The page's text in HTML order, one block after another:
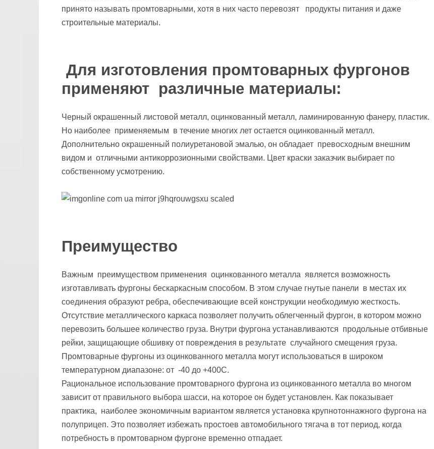
принято называть промтоварными, хотя в них часто перевозят продукты питания и даже
строительные материалы.
Для изготовления промтоварных фургонов
применяют различные материалы:
Черный окрашенный листовой металл, оцинкованный металл, ламинированную фанеру, пластик.
Но наиболее применяемым в течение многих лет остается оцинкованный металл.
Дополнительно окрашенный полиуретановой эмалью, он обладает превосходным внешним
видом и отличными антикоррозионными свойствами. Цвет краски заказчик выбирает по
собственному усмотрению.
Преимущество
Важным преимуществом применения оцинкованного металла является возможность
изготавливать фургоны бескаркасным способом. В этом случае гнутые панели в местах их
соединения образуют ребра, обеспечивающие всей конструкции необходимую жесткость.
Отсутствие металлического каркаса позволяет получить облегченный фургон, в котором можно
перевозить большее количество груза. Внутри фургона устанавливаются продольные отбивные
рейки, защищающие обшивку от повреждения в результате случайного смещения груза.
Промтоварные фургоны из оцинкованного металла могут использоваться в широком
температурном диапазоне: от -40 до +400С.
Рациональное использование промтоварного фургона из оцинкованного металла во многом
зависит от правильного выбора шасси, на которое он будет установлен. Как показывает
практика, наиболее экономичным вариантом является установка крупнотоннажного фургона на
полуприцеп. Это позволяет избежать простоев автомобильного тягача в тот период, когда
потребность в промтоварном фургоне временно отпадает.